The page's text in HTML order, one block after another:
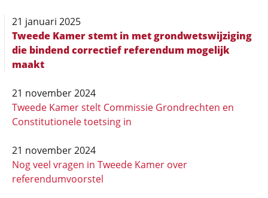
21 januari 2025
Tweede Kamer stemt in met grondwetswijziging
die bindend correctief referendum mogelijk
maakt
21 november 2024
Tweede Kamer stelt Commissie Grondrechten en
Constitutionele toetsing in
21 november 2024
Nog veel vragen in Tweede Kamer over
referendumvoorstel